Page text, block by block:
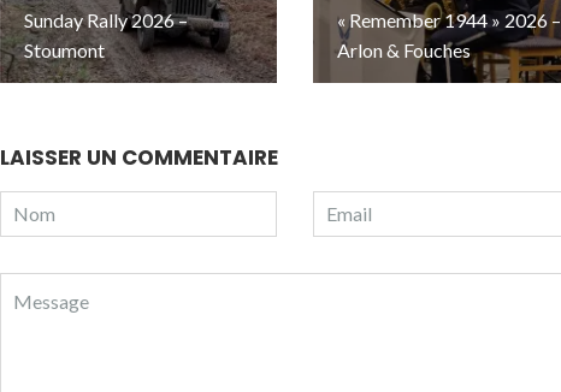
Sunday Rally 2026 –
Stoumont
« Remember 1944 » 2026 –
Arlon & Fouches
LAISSER UN COMMENTAIRE